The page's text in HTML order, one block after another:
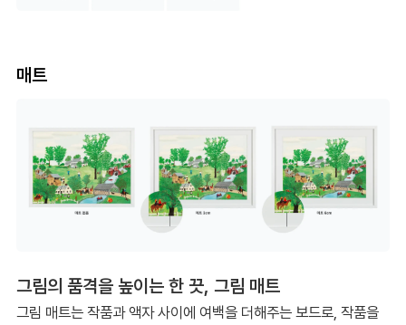
매트
그림의 품격을 높이는 한 끗, 그림 매트
그림 매트는 작품과 액자 사이에 여백을 더해주는 보드로, 작품을